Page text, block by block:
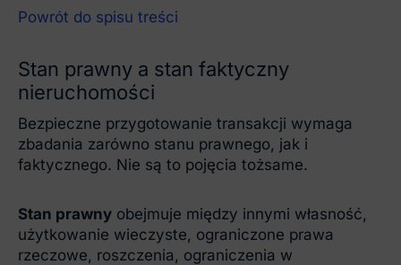
Powrót do spisu treści
Stan prawny a stan faktyczny
nieruchomości
Bezpieczne przygotowanie transakcji wymaga
zbadania zarówno stanu prawnego, jak i
faktycznego. Nie są to pojęcia tożsame.
Stan prawny obejmuje między innymi własność,
użytkowanie wieczyste, ograniczone prawa
rzeczowe, roszczenia, ograniczenia w